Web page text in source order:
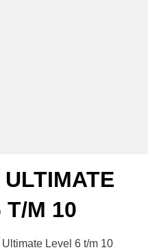
T/M 10
Level 6 t/m 10